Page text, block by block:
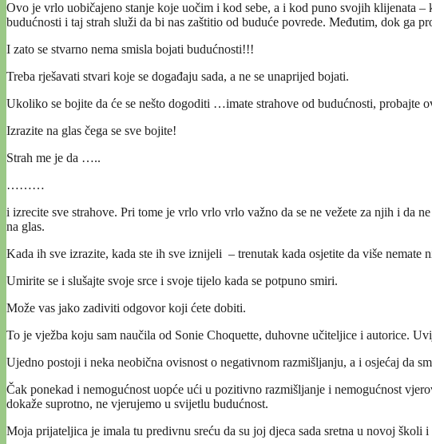
Ovo je vrlo uobičajeno stanje koje uočim i kod sebe, a i kod puno svojih klijenata –
budućnosti i taj strah služi da bi nas zaštitio od buduće povrede. Međutim, dok ga
I zato se stvarno nema smisla bojati budućnosti!!!
Treba rješavati stvari koje se događaju sada, a ne se unaprijed bojati.
Ukoliko se bojite da će se nešto dogoditi …imate strahove od budućnosti, probajte
Izrazite na glas čega se sve bojite!
Strah me je da …..
………
i izrecite sve strahove. Pri tome je vrlo vrlo vrlo važno da se ne vežete za njih i da
na glas.
Kada ih sve izrazite, kada ste ih sve iznijeli – trenutak kada osjetite da više
Umirite se i slušajte svoje srce i svoje tijelo kada se potpuno smiri.
Može vas jako zadiviti odgovor koji ćete dobiti.
To je vježba koju sam naučila od Sonie Choquette, duhovne učiteljice i autorice.
Ujedno postoji i neka neobična ovisnost o negativnom razmišljanju, a i osjećaj da
Čak ponekad i nemogućnost uopće ući u pozitivno razmišljanje i nemogućnost
dokaže suprotno, ne vjerujemo u svijetlu budućnost.
Moja prijateljica je imala tu predivnu sreću da su joj djeca sada sretna u novoj